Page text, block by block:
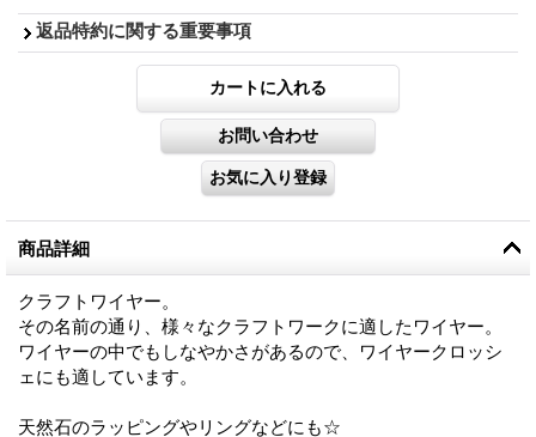
返品特約に関する重要事項
商品詳細
クラフトワイヤー。
その名前の通り、様々なクラフトワークに適したワイヤー。
ワイヤーの中でもしなやかさがあるので、ワイヤークロッシ
ェにも適しています。
天然石のラッピングやリングなどにも☆